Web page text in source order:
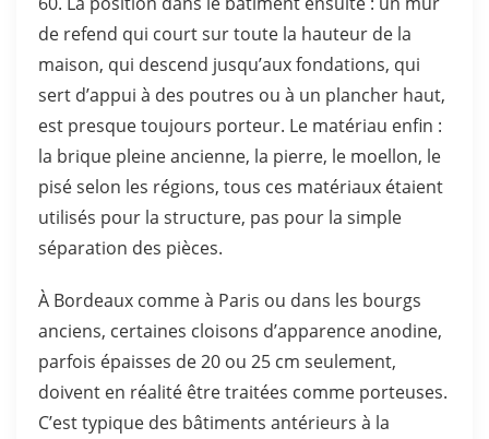
de refend qui court sur toute la hauteur de la
maison, qui descend jusqu’aux fondations, qui
sert d’appui à des poutres ou à un plancher haut,
est presque toujours porteur. Le matériau enfin :
la brique pleine ancienne, la pierre, le moellon, le
pisé selon les régions, tous ces matériaux étaient
utilisés pour la structure, pas pour la simple
séparation des pièces.
À Bordeaux comme à Paris ou dans les bourgs
anciens, certaines cloisons d’apparence anodine,
parfois épaisses de 20 ou 25 cm seulement,
doivent en réalité être traitées comme porteuses.
C’est typique des bâtiments antérieurs à la